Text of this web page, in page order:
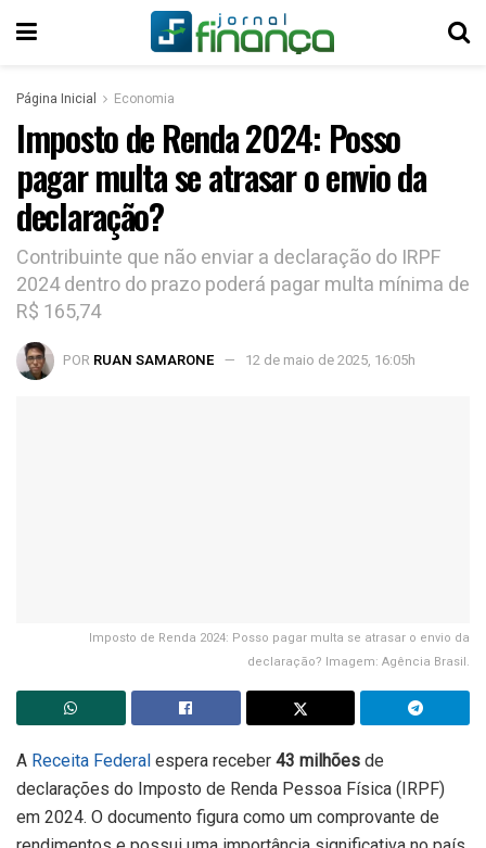
Página Inicial Economia
Imposto de Renda 2024: Posso
pagar multa se atrasar o envio da
declaração?
Contribuinte que não enviar a declaração do IRPF
2024 dentro do prazo poderá pagar multa mínima de
R$ 165,74
POR RUAN SAMARONE 12 de maio de 2025, 16:05h
Imposto de Renda 2024: Posso pagar multa se atrasar o envio da
declaração? Imagem: Agência Brasil.
A Receita Federal espera receber 43 milhões de
declarações do Imposto de Renda Pessoa Física (IRPF)
em 2024. O documento figura como um comprovante de